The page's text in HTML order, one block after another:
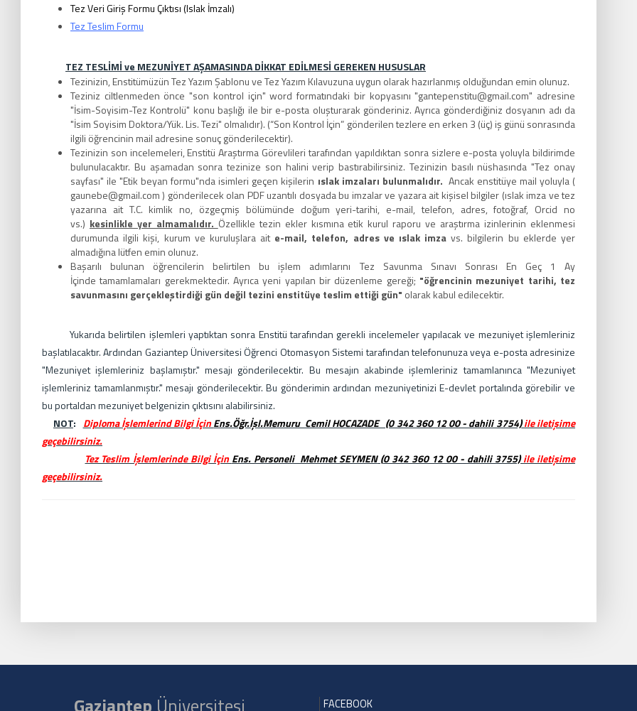
Tez Veri Giriş Formu Çıktısı (Islak İmzalı)
Tez Teslim Formu
TEZ TESLİMİ ve MEZUNİYET AŞAMASINDA DİKKAT EDİLMESİ GEREKEN HUSUSLAR
Tezinizin, Enstitümüzün Tez Yazım Şablonu ve Tez Yazım Kılavuzuna uygun olarak hazırlanmış olduğundan emin olunuz.
Teziniz ciltlenmeden önce "son kontrol için" word formatındaki bir kopyasını "gantepenstitu@gmail.com" adresine
"İsim-Soyisim-Tez Kontrolü" konu başlığı ile bir e-posta oluşturarak gönderiniz. Ayrıca gönderdiğiniz dosyanın adı da
"İsim Soyisim Doktora/Yük. Lis. Tezi" olmalıdır). (“Son Kontrol İçin” gönderilen tezlere en erken 3 (üç) iş günü sonrasında
ilgili öğrencinin mail adresine sonuç gönderilecektir).
Tezinizin son incelemeleri, Enstitü Araştırma Görevlileri tarafından yapıldıktan sonra sizlere e-posta yoluyla bildirimde
bulunulacaktır. Bu aşamadan sonra tezinize son halini verip bastırabilirsiniz. Tezinizin basılı nüshasında "Tez onay
sayfası" ile "Etik beyan formu"nda isimleri geçen kişilerin ıslak imzaları bulunmalıdır. Ancak enstitüye mail yoluyla (
gaunebe@gmail.com ) gönderilecek olan PDF uzantılı dosyada bu imzalar ve yazara ait kişisel bilgiler (ıslak imza ve tez
yazarına ait T.C. kimlik no, özgeçmiş bölümünde doğum yeri-tarihi, e-mail, telefon, adres, fotoğraf, Orcid no
vs.) kesinlikle yer almamalıdır. Özellikle tezin ekler kısmına etik kurul raporu ve araştırma izinlerinin eklenmesi
durumunda ilgili kişi, kurum ve kuruluşlara ait e-mail, telefon, adresve ıslak imza vs. bilgilerin bu eklerde yer
almadığına lütfen emin olunuz.
Başarılı bulunan öğrencilerin belirtilen bu işlem adımlarını Tez Savunma Sınavı Sonrası En Geç 1 Ay
İçinde tamamlamaları gerekmektedir. Ayrıca yeni yapılan bir düzenleme gereği; "öğrencinin mezuniyet tarihi, tez
savunmasını gerçekleştirdiği gün değil tezini enstitüye teslim ettiği gün" olarak kabul edilecektir.
Yukarıda belirtilen işlemleri yaptıktan sonra Enstitü tarafından gerekli incelemeler yapılacak ve mezuniyet işlemleriniz
başlatılacaktır. Ardından Gaziantep Üniversitesi Öğrenci Otomasyon Sistemi tarafından telefonunuza veya e-posta adresinize
"Mezuniyet işlemleriniz başlamıştır." mesajı gönderilecektir. Bu mesajın akabinde işlemleriniz tamamlanınca "Mezuniyet
işlemleriniz tamamlanmıştır." mesajı gönderilecektir. Bu gönderimin ardından mezuniyetinizi E-devlet portalında görebilir ve
bu portaldan mezuniyet belgenizin çıktısını alabilirsiniz.
NOT: Diploma İşlemlerind Bilgi İçinEns.Öğr.İşl.Memuru Cemil HOCAZADE (0 342 360 12 00 - dahili 3754)ile iletişime
geçebilirsiniz.
Tez Teslim İşlemlerinde Bilgi İçin Ens. Personeli Mehmet SEYMEN(0 342 360 12 00 - dahili 3755) ile iletişime
geçebilirsiniz.
FACEBOOK